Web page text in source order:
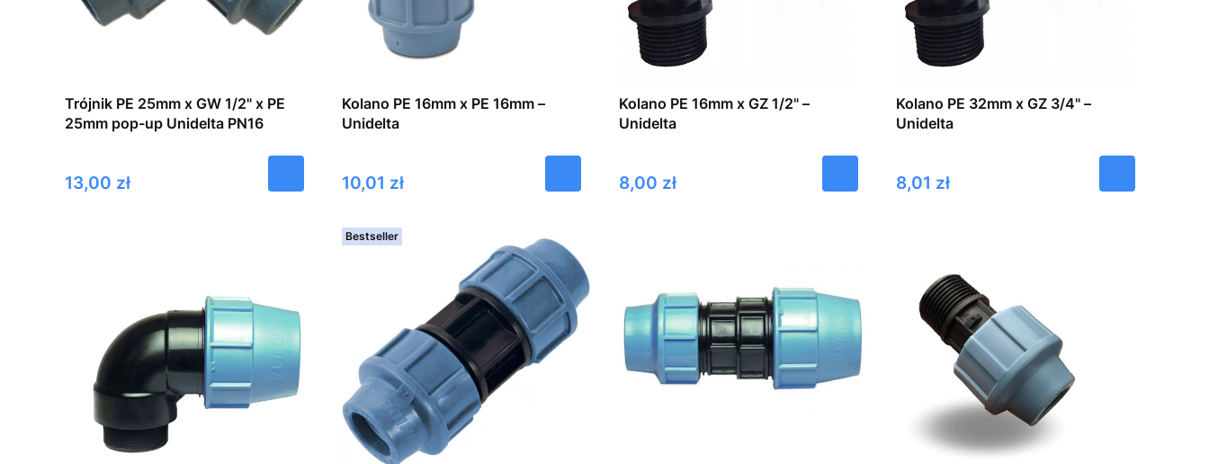
Trójnik PE 25mm x GW 1/2" x PE
25mm pop-up Unidelta PN16
Cena
13,00 zł
Kolano PE 16mm x PE 16mm –
Unidelta
Cena
10,01 zł
Kolano PE 16mm x GZ 1/2" –
Unidelta
Cena
8,00 zł
Kolano PE 32mm x GZ 3/4" –
Unidelta
Cena
8,01 zł
Bestseller